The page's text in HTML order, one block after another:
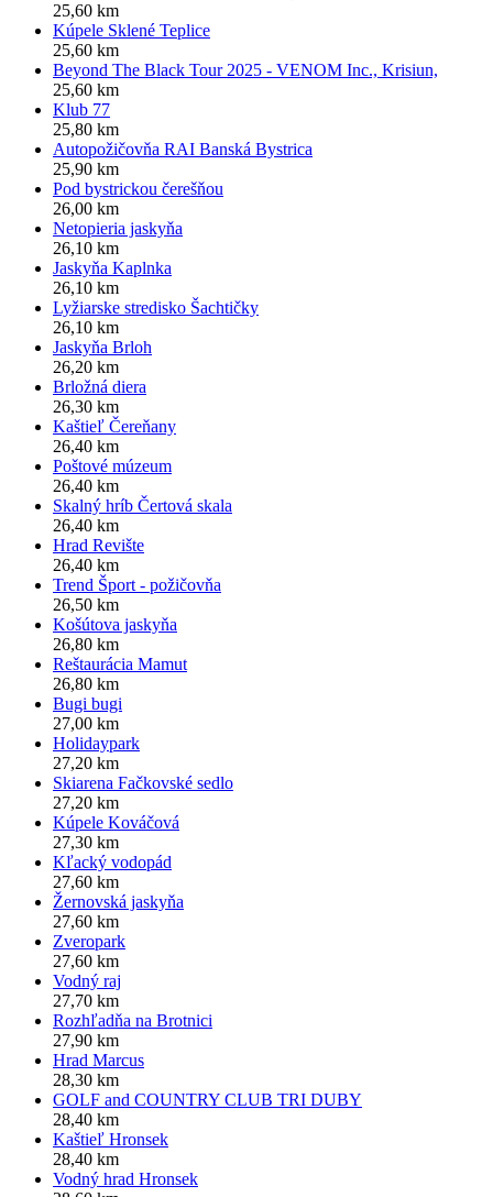
25,60 km
Kúpele Sklené Teplice
25,60 km
Beyond The Black Tour 2025 - VENOM Inc., Krisiun,
25,60 km
Klub 77
25,80 km
Autopožičovňa RAI Banská Bystrica
25,90 km
Pod bystrickou čerešňou
26,00 km
Netopieria jaskyňa
26,10 km
Jaskyňa Kaplnka
26,10 km
Lyžiarske stredisko Šachtičky
26,10 km
Jaskyňa Brloh
26,20 km
Brložná diera
26,30 km
Kaštieľ Čereňany
26,40 km
Poštové múzeum
26,40 km
Skalný hríb Čertová skala
26,40 km
Hrad Revište
26,40 km
Trend Šport - požičovňa
26,50 km
Košútova jaskyňa
26,80 km
Reštaurácia Mamut
26,80 km
Bugi bugi
27,00 km
Holidaypark
27,20 km
Skiarena Fačkovské sedlo
27,20 km
Kúpele Kováčová
27,30 km
Kľacký vodopád
27,60 km
Žernovská jaskyňa
27,60 km
Zveropark
27,60 km
Vodný raj
27,70 km
Rozhľadňa na Brotnici
27,90 km
Hrad Marcus
28,30 km
GOLF and COUNTRY CLUB TRI DUBY
28,40 km
Kaštieľ Hronsek
28,40 km
Vodný hrad Hronsek